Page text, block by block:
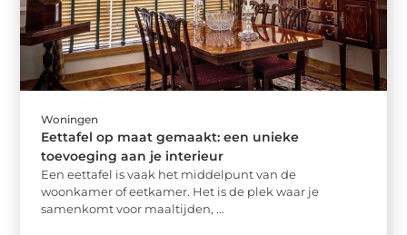
Woningen
Eettafel op maat gemaakt: een unieke
toevoeging aan je interieur
Een eettafel is vaak het middelpunt van de
woonkamer of eetkamer. Het is de plek waar je
samenkomt voor maaltijden, ...